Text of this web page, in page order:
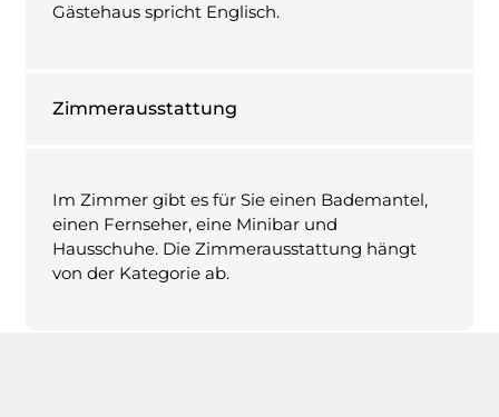
Gästehaus spricht Englisch.
Zimmerausstattung
Im Zimmer gibt es für Sie einen Bademantel,
einen Fernseher, eine Minibar und
Hausschuhe. Die Zimmerausstattung hängt
von der Kategorie ab.